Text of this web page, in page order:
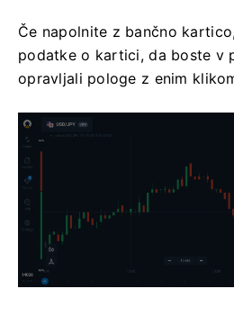
Če napolnite z bančno
podatke o kartici, da boste v
opravljali pologe z enim